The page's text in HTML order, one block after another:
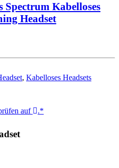
Spectrum Kabelloses
Headset
, Kabelloses Headsets
auf .*